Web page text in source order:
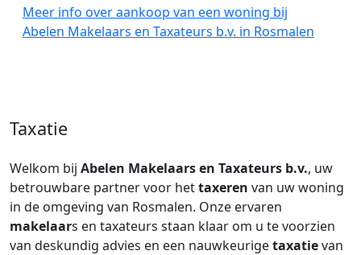
Meer info over aankoop van een woning bij
Abelen Makelaars en Taxateurs b.v. in Rosmalen
Taxatie
Welkom bij Abelen Makelaars en Taxateurs b.v., uw
betrouwbare partner voor hettaxeren van uw woning
in de omgeving van Rosmalen. Onze ervaren
makelaars en taxateurs staan klaar om u te voorzien
van deskundig advies en een nauwkeurigetaxatievan